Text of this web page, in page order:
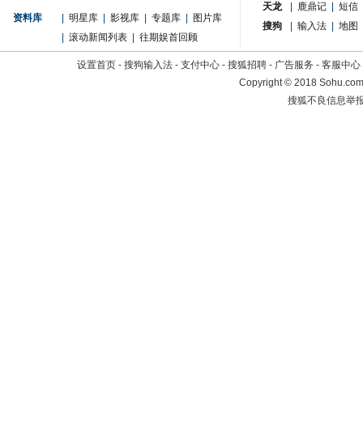
资料库 明星库 影视库 专题库
图片库
滚动新闻列表 往期娱首回顾
天龙
鹿鼎记
短信
搜狗
输入法 地图
设置首页 - 搜狗输入法 - 支付中心 - 搜狐招聘 - 广告服务 - 客服中心
Copyright©2018
搜狐不良信息举